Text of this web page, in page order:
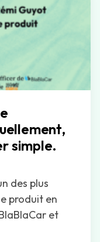
simple.
des plus
produit en
et